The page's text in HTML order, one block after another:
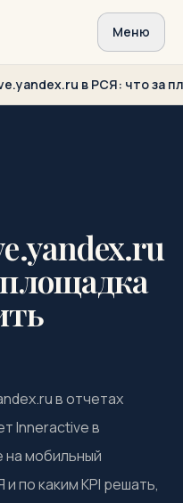
Меню
в РСЯ: что за
в отчетах
Inneractive в
на мобильный
по каким KPI решать,